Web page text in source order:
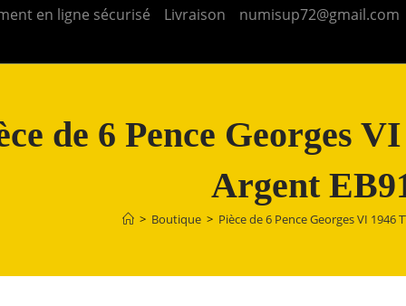
en ligne sécurisé Livraison numisup72@gmail.com
de 6 Pence Georges
Argent
> Boutique > Pièce de 6 Pence Georges VI 1946